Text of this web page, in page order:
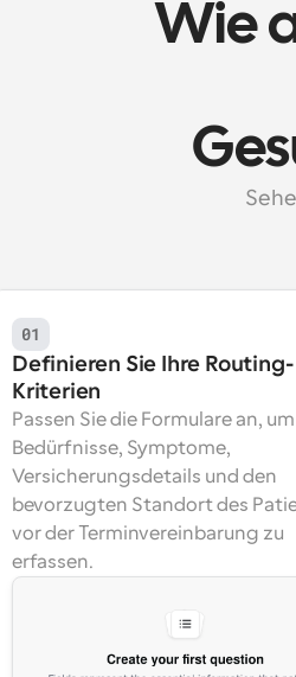
Wie
01
Definieren Sie Ihre Routing-
Kriterien
Passen Sie die Formulare an,
Bedürfnisse, Symptome,
Versicherungsdetails und den
bevorzugten Standort des
vor der Terminvereinbarung zu
erfassen.